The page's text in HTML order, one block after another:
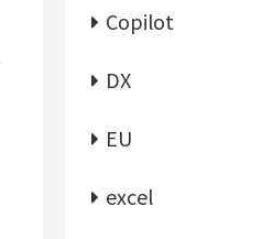
Copilot
DX
EU
excel